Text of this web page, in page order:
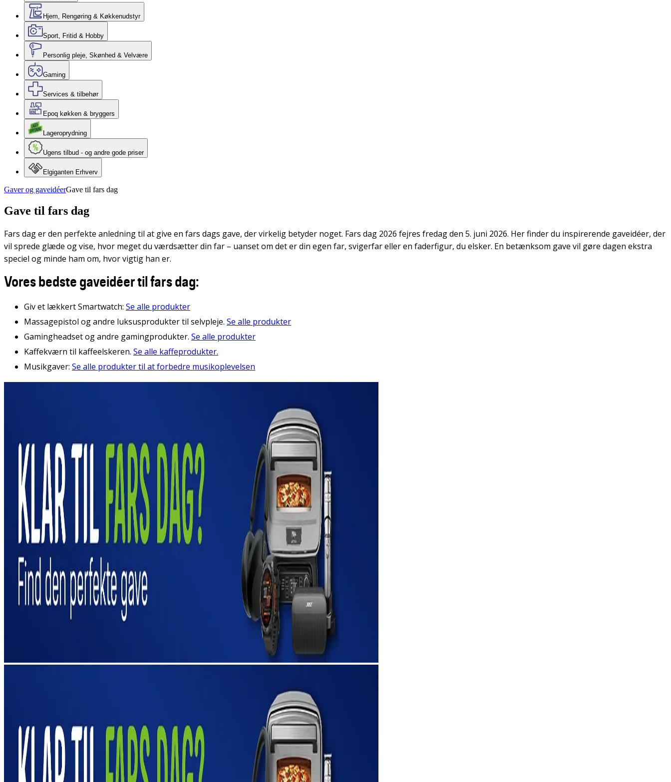
Hjem, Rengøring & Køkkenudstyr
Sport, Fritid & Hobby
Personlig pleje, Skønhed & Velvære
Gaming
Services & tilbehør
Epoq køkken & bryggers
Lageroprydning
Ugens tilbud - og andre gode priser
Elgiganten Erhverv
Gaver og gaveidéerGave til fars dag
Gave til fars dag
Fars dag er den perfekte anledning til at give en fars dags gave, der virkelig betyder noget. Fars dag 2026 fejres fredag den 5. juni 2026. Her finder du inspirerende gaveidéer, der
vil sprede glæde og vise, hvor meget du værdsætter din far – uanset om det er din egen far, svigerfar eller en faderfigur, du elsker. En betænksom gave vil gøre dagen ekstra
speciel og minde ham om, hvor vigtig han er.
Vores bedste gaveidéer til fars dag:
Giv et lækkert Smartwatch: Se alle produkter
Massagepistol og andre luksusprodukter til selvpleje. Se alle produkter
Gamingheadset og andre gamingprodukter. Se alle produkter
Kaffekværn til kaffeelskeren. Se alle kaffeprodukter.
Musikgaver: Se alle produkter til at forbedre musikoplevelsen